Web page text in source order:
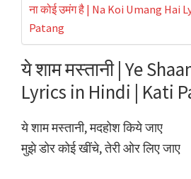
ना कोई उमंग है | Na Koi Umang Hai
Patang
ये शाम मस्तानी | Ye
Lyrics in Hindi | Kati
ये शाम मस्तानी, मदहोश किये जाए
मुझे डोर कोई खींचे, तेरी ओर लिए जाए